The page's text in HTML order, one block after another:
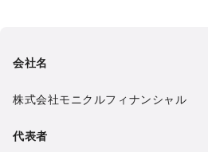
会社名
株式会社モニクルフィナンシャル
代表者